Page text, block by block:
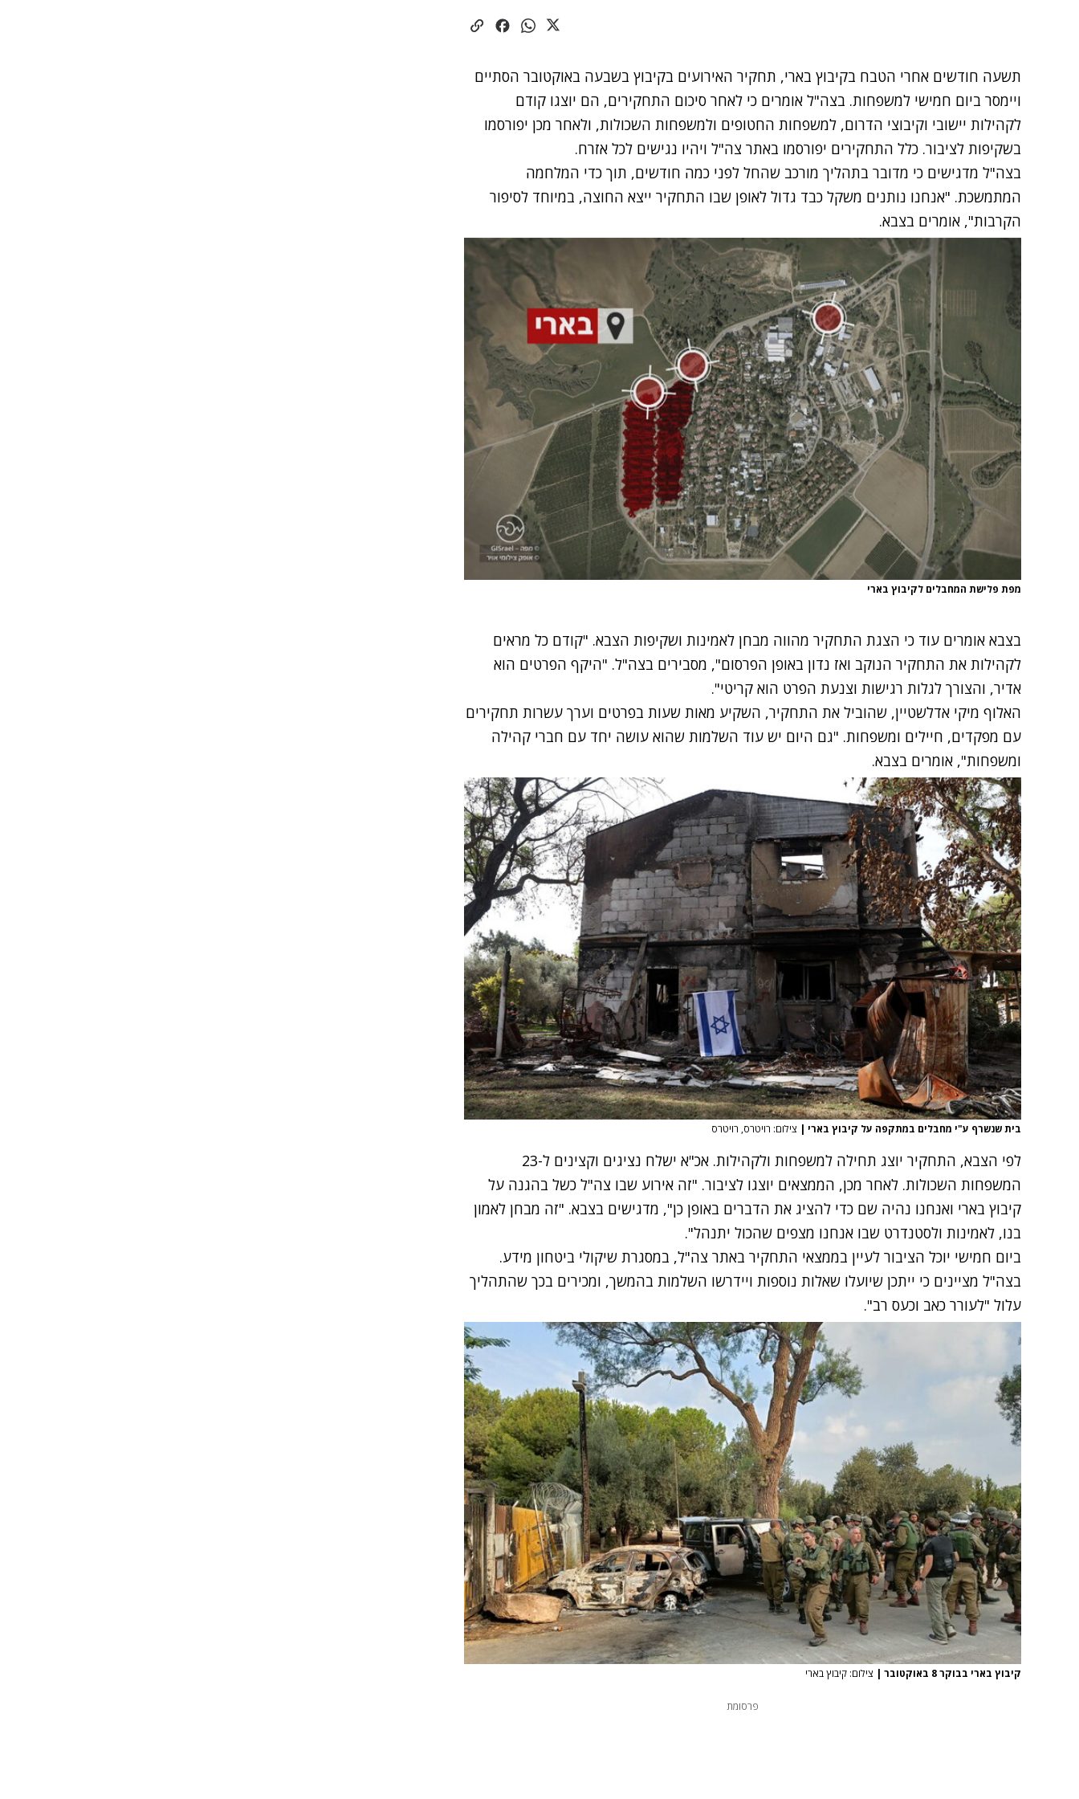
תשעה חודשים אחרי הטבח בקיבוץ בארי, תחקיר האירועים בקיבוץ בשבעה באוקטובר הסתיים
ויימסר ביום חמישי למשפחות. בצה"ל אומרים כי לאחר סיכום התחקירים, הם יוצגו קודם
לקהילות יישובי וקיבוצי הדרום, למשפחות החטופים ולמשפחות השכולות, ולאחר מכן יפורסמו
בשקיפות לציבור. כלל התחקירים יפורסמו באתר צה"ל ויהיו נגישים לכל אזרח.
בצה"ל מדגישים כי מדובר בתהליך מורכב שהחל לפני כמה חודשים, תוך כדי המלחמה
המתמשכת. "אנחנו נותנים משקל כבד גדול לאופן שבו התחקיר ייצא החוצה, במיוחד לסיפור
הקרבות", אומרים בצבא.
מפת פלישת המחבלים לקיבוץ בארי
בצבא אומרים עוד כי הצגת התחקיר מהווה מבחן לאמינות ושקיפות הצבא. "קודם כל מראים
לקהילות את התחקיר הנוקב ואז נדון באופן הפרסום", מסבירים בצה"ל. "היקף הפרטים הוא
אדיר, והצורך לגלות רגישות וצנעת הפרט הוא קריטי".
האלוף מיקי אדלשטיין, שהוביל את התחקיר, השקיע מאות שעות בפרטים וערך עשרות תחקירים
עם מפקדים, חיילים ומשפחות. "גם היום יש עוד השלמות שהוא עושה יחד עם חברי קהילה
ומשפחות", אומרים בצבא.
בית שנשרף ע"י מחבלים במתקפה על קיבוץ בארי | צילום: רויטרס, רויטרס
לפי הצבא, התחקיר יוצג תחילה למשפחות ולקהילות. אכ"א ישלח נציגים וקצינים ל-23
המשפחות השכולות. לאחר מכן, הממצאים יוצגו לציבור. "זה אירוע שבו צה"ל כשל בהגנה על
קיבוץ בארי ואנחנו נהיה שם כדי להציג את הדברים באופן כן", מדגישים בצבא. "זה מבחן לאמון
בנו, לאמינות ולסטנדרט שבו אנחנו מצפים שהכול יתנהל".
ביום חמישי יוכל הציבור לעיין בממצאי התחקיר באתר צה"ל, במסגרת שיקולי ביטחון מידע.
בצה"ל מציינים כי ייתכן שיועלו שאלות נוספות ויידרשו השלמות בהמשך, ומכירים בכך שהתהליך
עלול "לעורר כאב וכעס רב".
קיבוץ בארי בבוקר 8 באוקטובר | צילום: קיבוץ בארי
פרסומת